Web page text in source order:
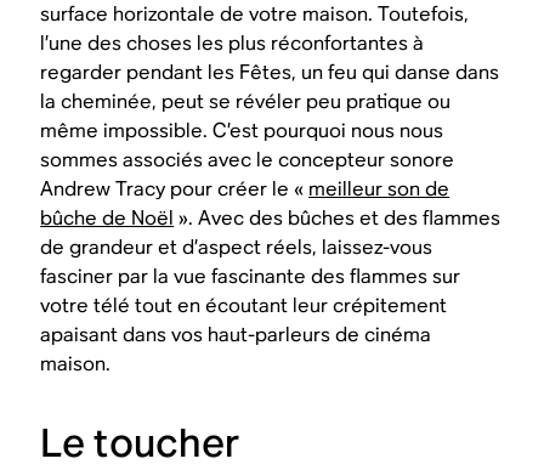
surface horizontale de votre maison. Toutefois,
l’une des choses les plus réconfortantes à
regarder pendant les Fêtes, un feu qui danse dans
la cheminée, peut se révéler peu pratique ou
même impossible. C’est pourquoi nous nous
sommes associés avec le concepteur sonore
Andrew Tracy pour créer le « meilleur son de
bûche de Noël ». Avec des bûches et des flammes
de grandeur et d’aspect réels, laissez-vous
fasciner par la vue fascinante des flammes sur
votre télé tout en écoutant leur crépitement
apaisant dans vos haut-parleurs de cinéma
maison.
Le toucher